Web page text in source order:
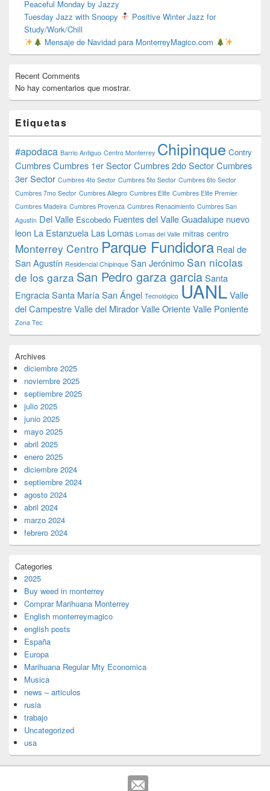
Peaceful Monday by Jazzy
Tuesday Jazz with Snoopy
Positive Winter Jazz for
Study/Work/Chill
Mensaje de Navidad para MonterreyMagico.com
Recent Comments
No hay comentarios que mostrar.
Etiquetas
#apodaca Barrio Antiguo Centro Monterrey Chipinque Contry
CumbresCumbres 1er SectorCumbres 2do SectorCumbres
3er Sector Cumbres 4to Sector Cumbres 5to Sector Cumbres 6to Sector
Cumbres 7mo Sector Cumbres Allegro Cumbres Elite Cumbres Elite Premier
Cumbres Madeira Cumbres Provenza Cumbres Renacimiento Cumbres San
Agustín Del Valle Escobedo Fuentes del ValleGuadalupe nuevo
leon La Estanzuela Las Lomas Lomas del Valle mitras centro
Monterrey Centro Parque Fundidora Real de
San Agustín Residencial Chipinque San Jerónimo San nicolas
de los garza San Pedro garza garciaSanta
EngraciaSanta MaríaSan Ángel Tecnológico UANLValle
del CampestreValle del MiradorValle OrienteValle Poniente
Zona Tec
Archives
diciembre 2025
noviembre 2025
septiembre 2025
julio 2025
junio 2025
mayo 2025
abril 2025
enero 2025
diciembre 2024
septiembre 2024
agosto 2024
abril 2024
marzo 2024
febrero 2024
Categories
2025
Buy weed in monterrey
Comprar Marihuana Monterrey
English monterreymagico
english posts
España
Europa
Marihuana Regular Mty Economica
Musica
news – articulos
rusia
trabajo
Uncategorized
usa